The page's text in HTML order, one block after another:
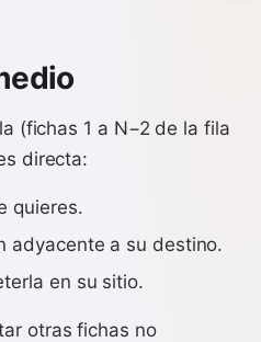
(fichas 1 a N−2 de la fila
directa:
quieres.
adyacente a su destino.
en su sitio.
otras fichas no